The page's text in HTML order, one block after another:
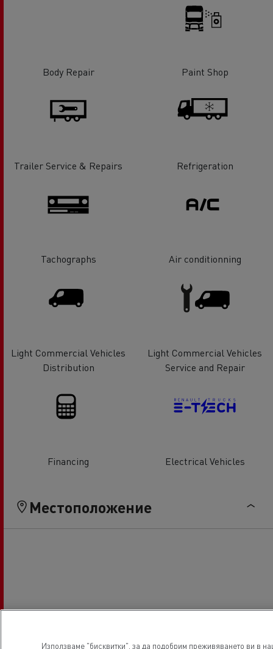
Body Repair Paint Shop
Trailer Service & Repairs Refrigeration
Tachographs Air conditionning
Light Commercial Vehicles
Distribution
Light Commercial Vehicles
Service and Repair
Financing Electrical Vehicles
Местоположение
Използваме "бисквитки", за да подобрим преживяването ви в